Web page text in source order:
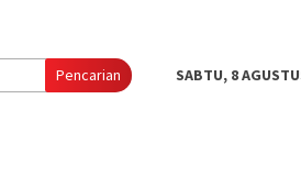
Pencarian
SABTU, 8